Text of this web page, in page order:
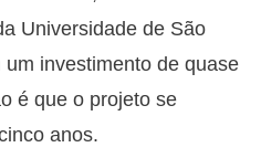
Universidade de São
investimento de quase
é que o projeto se
anos.